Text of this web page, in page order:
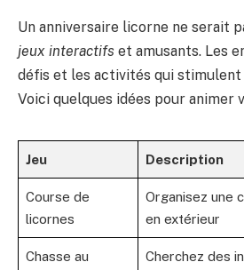
Un anniversaire licorne ne serait
jeux interactifs et amusants. Les
défis et les activités qui stimulent
Voici quelques idées pour animer
Jeu Description
Course de
licornes
Organisez une
en extérieur
Chasse au
Cherchez des